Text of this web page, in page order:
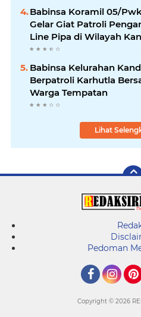
Babinsa Koramil 05/
Gelar Giat Patroli
Line Pipa di Wilayah
Kandis
Babinsa Kelurahan
Berpatroli Karhutla
Warga Tempatan
Lihat
Pedoman
Copyright © 2026